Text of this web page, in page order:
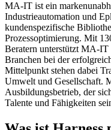
MA-IT ist ein
Industrieautomation und
kundenspezifische
Prozessoptimierung. Mit
Beratern unterstützt MA-IT
Branchen bei der
Mittelpunkt stehen dabei
Umwelt und Gesellschaft.
Ausbildungsbetrieb, der
Talente und Fähigkeiten